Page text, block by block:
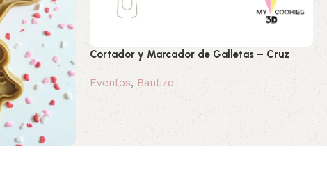
Cortador y Marcador de Galletas – Cruz
Eventos, Bautizo
0,80 €